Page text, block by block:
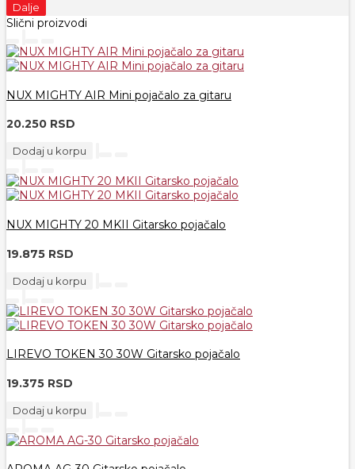
Dalje
Slični proizvodi
NUX MIGHTY AIR Mini pojačalo za gitaru
20.250 RSD
Dodaj u korpu
NUX MIGHTY 20 MKII Gitarsko pojačalo
19.875 RSD
Dodaj u korpu
LIREVO TOKEN 30 30W Gitarsko pojačalo
19.375 RSD
Dodaj u korpu